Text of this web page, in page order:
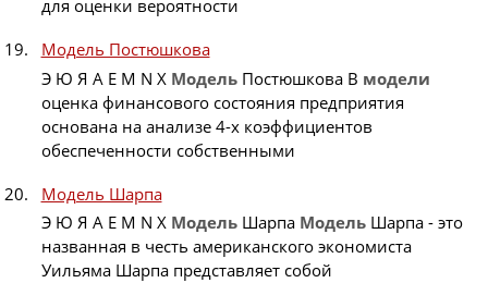
для оценки вероятности
Модель Постюшкова
Э Ю Я A E M N X МодельПостюшкова В модели
оценка финансового состояния предприятия
основана на анализе 4-х коэффициентов
обеспеченности собственными
Модель Шарпа
Э Ю Я A E M N X МодельШарпа МодельШарпа - это
названная в честь американского экономиста
Уильяма Шарпа представляет собой